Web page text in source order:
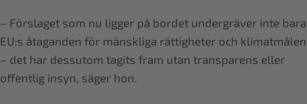
– Förslaget som nu ligger på bordet undergräver inte bara
EU:s åtaganden för mänskliga rättigheter och klimatmålen
– det har dessutom tagits fram utan transparens eller
offentlig insyn, säger hon.